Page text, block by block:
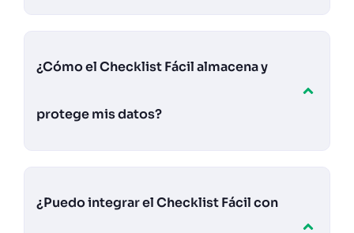
¿Cómo el Checklist Fácil almacena y
protege mis datos?
¿Puedo integrar el Checklist Fácil con